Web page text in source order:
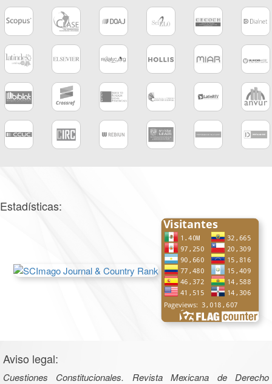
Estadísticas:
Aviso legal:
Cuestiones Constitucionales. Revista Mexicana de Derecho